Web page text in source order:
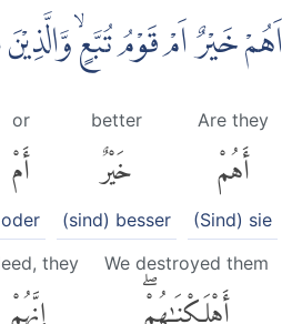
اَهُمْ خَيْرٌ اَمْ قَوْمُ تُبَّعٍۙ
Are they
أَهُمْ
(Sind) sie
better
خَيْرٌ
(sind) besser
or
أَمْ
oder
We destroyed them
أَهْلَكْنَٰهُمْۖ
they
إِنَّهُمْ